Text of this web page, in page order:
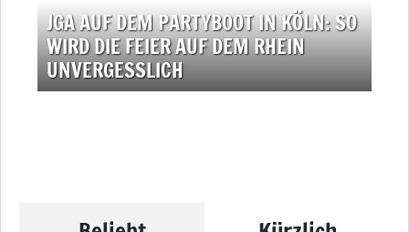
JGA AUF DEM PARTYBOOT IN KÖLN: SO
WIRD DIE FEIER AUF DEM RHEIN
UNVERGESSLICH